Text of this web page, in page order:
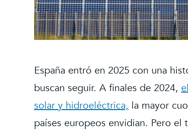
España entró en 2025 con una
buscan seguir. A finales de 2024,
solar y hidroeléctrica, la mayor
países europeos envidian. Pero